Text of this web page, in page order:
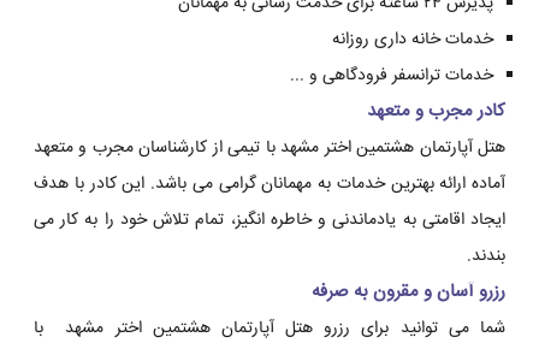
خدمات خانه داری روزانه
خدمات ترانسفر فرودگاهی و ...
کادر مجرب و متعهد
هتل آپارتمان هشتمین اختر مشهد با تیمی از کارشناسان مجرب و متعهد
آماده ارائه بهترین خدمات به مهمانان گرامی می باشد. این کادر با هدف
ایجاد اقامتی به یادماندنی و خاطره انگیز، تمام تلاش خود را به کار می
بندند.
رزرو آسان و مقرون به صرفه
شما می توانید برای رزرو هتل آپارتمان هشتمین اختر مشهد با